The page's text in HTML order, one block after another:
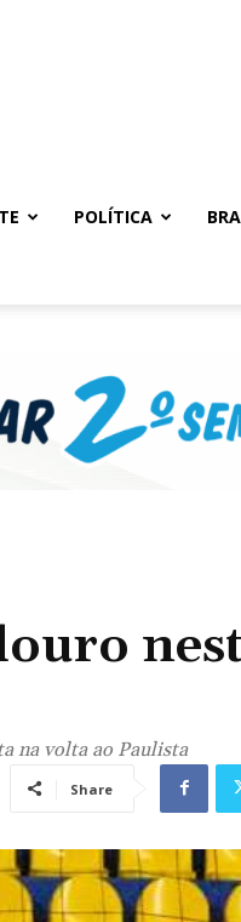
POLÍTICA
na volta ao Paulista
Share